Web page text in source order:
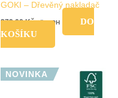
GOKI – Dřevěný nakladač
279,00Kč vč. DPH
DO
KOŠÍKU
NOVINKA